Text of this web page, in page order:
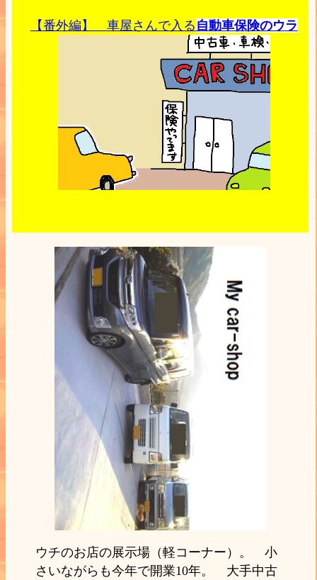
【番外編】 車屋さんで入る 自動車保険のウラ
ウチのお店の展示場（軽コーナー）。 小
さいながらも今年で開業10年。 大手中古